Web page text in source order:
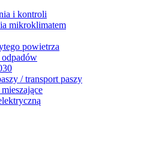
i kontroli
mikroklimatem
powietrza
/ transport paszy